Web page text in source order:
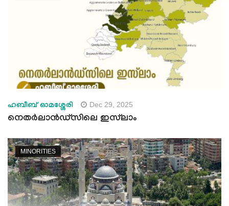
ഹബീബ് ഓമശ്ശേരി Dec 29, 2025
നെതർലാൻഡ്‌സിലെ ഇസ്‍ലാം
MINORITIES